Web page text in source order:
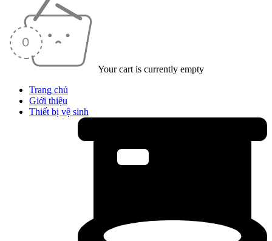
Your cart is currently empty
Trang chủ
Giới thiệu
Thiết bị vệ sinh